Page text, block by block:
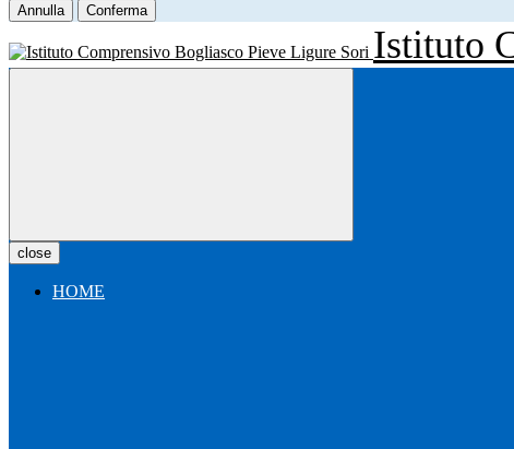
Annulla Conferma
Istituto
close
HOME